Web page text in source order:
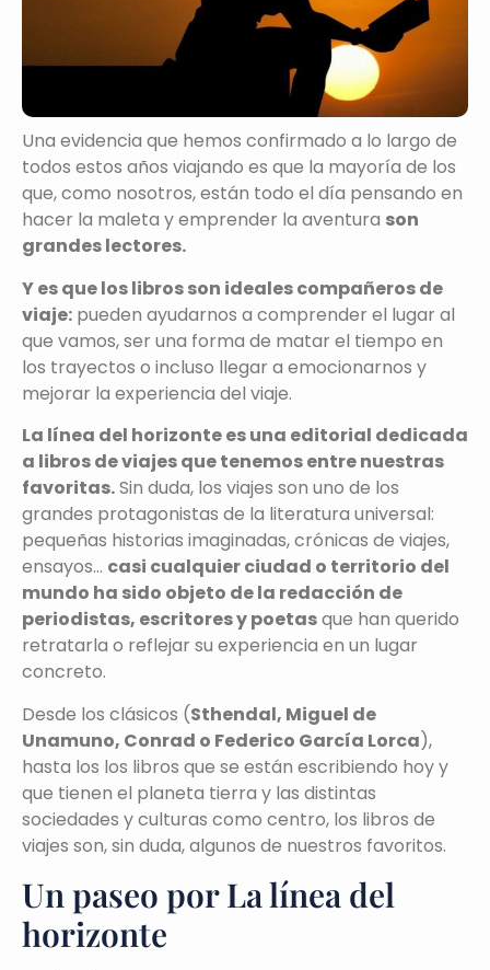
Una evidencia que hemos confirmado a lo largo de
todos estos años viajando es que la mayoría de los
que, como nosotros, están todo el día pensando en
hacer la maleta y emprender la aventura son
grandes lectores.
Y es que los libros son ideales compañeros de
viaje: pueden ayudarnos a comprender el lugar al
que vamos, ser una forma de matar el tiempo en
los trayectos o incluso llegar a emocionarnos y
mejorar la experiencia del viaje.
La línea del horizonte es una editorial dedicada
a libros de viajes que tenemos entre nuestras
favoritas.Sin duda, los viajes son uno de los
grandes protagonistas de la literatura universal:
pequeñas historias imaginadas, crónicas de viajes,
ensayos… casi cualquier ciudad o territorio del
mundo ha sido objeto de la redacción de
periodistas, escritores y poetasque han querido
retratarla o reflejar su experiencia en un lugar
concreto.
Desde los clásicos (Sthendal, Miguel de
Unamuno, Conrad o Federico García Lorca),
hasta los los libros que se están escribiendo hoy y
que tienen el planeta tierra y las distintas
sociedades y culturas como centro, los libros de
viajes son, sin duda, algunos de nuestros favoritos.
Un paseo por La línea del
horizonte